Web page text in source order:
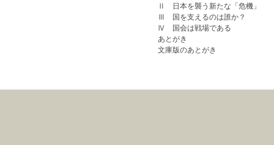
Ⅱ 日本を襲う新たな「危機」
Ⅲ 国を支えるのは誰か？
Ⅳ 国会は戦場である
あとがき
文庫版のあとがき